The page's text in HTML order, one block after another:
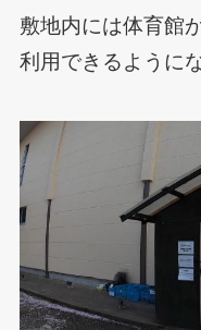
敷地内には体育館
利用できるように